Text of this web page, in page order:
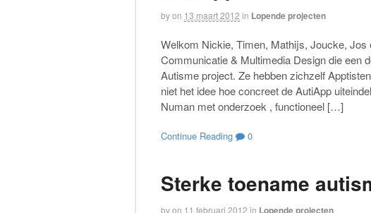
byon 13 maart 2012 in Lopende projecten
Welkom Nickie, Timen, Mathijs, Joucke, Jos
Communicatie & Multimedia Design die een
Autisme project. Ze hebben zichzelf
niet het idee hoe concreet de AutiApp
Numan met onderzoek , functioneel […]
Continue Reading 0
Sterke toename
byon 11 februari 2012 in Lopende projecten